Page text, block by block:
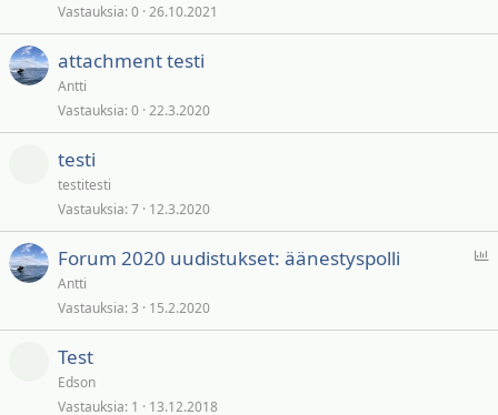
Vastauksia 0 26.10.2021
attachment testi
Antti
Vastauksia 0 22.3.2020
testi
testitesti
Vastauksia 7 12.3.2020
e
Forum 2020 uudistukset: äänestyspolli
Antti
Vastauksia 3 15.2.2020
Test
Edson
Vastauksia 1 13.12.2018